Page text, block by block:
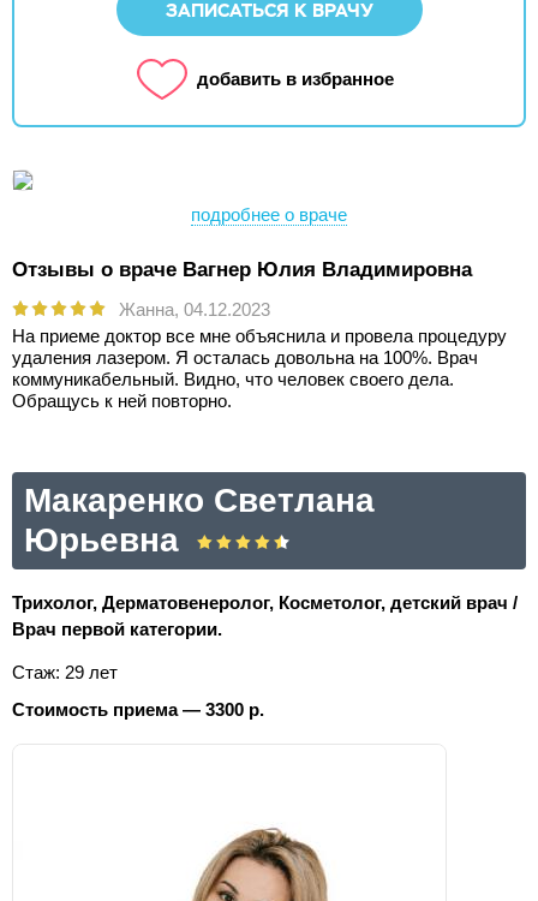
ЗАПИСАТЬСЯ К ВРАЧУ
добавить в избранное
подробнее о враче
Отзывы о враче Вагнер Юлия Владимировна
Жанна, 04.12.2023
На приеме доктор все мне объяснила и провела процедуру
удаления лазером. Я осталась довольна на 100%. Врач
коммуникабельный. Видно, что человек своего дела.
Обращусь к ней повторно.
Макаренко Светлана
Юрьевна
Трихолог, Дерматовенеролог, Косметолог, детский врач /
Врач первой категории.
Стаж: 29 лет
Стоимость приема — 3300 р.